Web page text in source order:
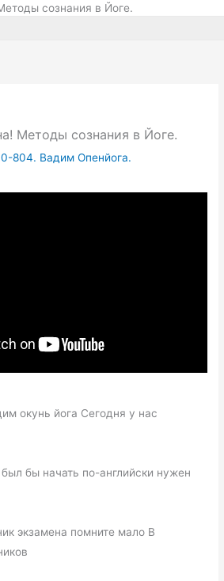
сознания в Йоге.
Методы сознания в Йоге.
804. Вадим Опенйога.
окунь йога Сегодня у нас
бы начать по-английски нужен
экзамена помните мало В